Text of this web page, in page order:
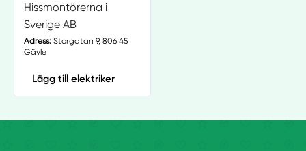
Hissmontörerna i
Sverige AB
Adress:Storgatan 9, 806 45
Gävle
Lägg till elektriker